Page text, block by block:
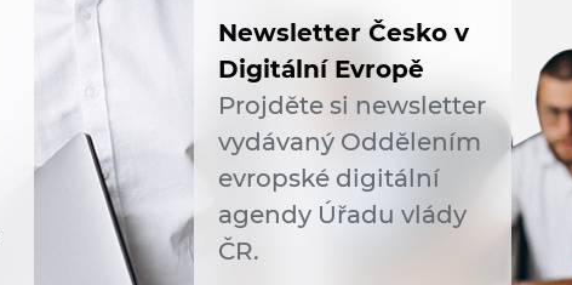
Newsletter Česko v
Digitální Evropě
Projděte si newsletter
vydávaný Oddělením
evropské digitální
agendy Úřadu vlády
ČR.